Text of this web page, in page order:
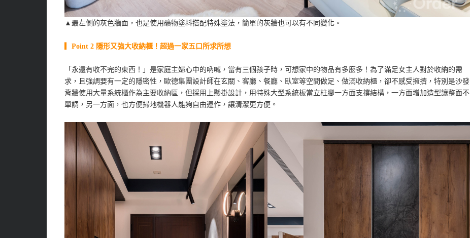
▲最左側的灰色牆面，也是使用礦物塗料搭配特殊塗法，簡單的灰牆也可以有不同變化。
▎Point 2 隱形又強大收納櫃！超過一家五口所求所想
「永遠有收不完的東西！」是家庭主婦心中的吶喊，當有三個孩子時，可想家中的物品有多麼多！為了滿足女主人對於收納的需
求，且強調要有一定的隱密性，歐德集團設計師在玄關、客廳、餐廳、臥室等空間做足、做滿收納櫃，卻不感受擁擠，特別是沙發
背牆使用大量系統櫃作為主要收納區，但採用上懸掛設計，用特殊大型系統板當立柱腳一方面支撐結構，一方面增加造型讓整面不
單調，另一方面，也方便掃地機器人能夠自由運作，讓清潔更方便。